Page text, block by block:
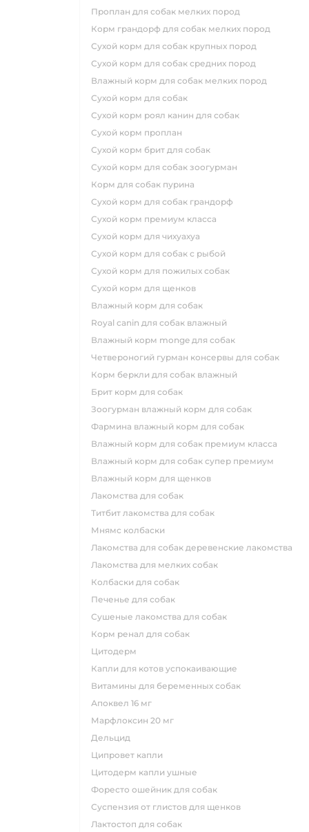
проплан для собак мелких пород
корм грандорф для собак мелких пород
сухой корм для собак крупных пород
сухой корм для собак средних пород
влажный корм для собак мелких пород
сухой корм для собак
сухой корм роял канин для собак
сухой корм проплан
сухой корм брит для собак
сухой корм для собак зоогурман
корм для собак пурина
сухой корм для собак грандорф
сухой корм премиум класса
сухой корм для чихуахуа
сухой корм для собак с рыбой
сухой корм для пожилых собак
сухой корм для щенков
влажный корм для собак
royal canin для собак влажный
влажный корм monge для собак
четвероногий гурман консервы для собак
корм беркли для собак влажный
брит корм для собак
зоогурман влажный корм для собак
фармина влажный корм для собак
влажный корм для собак премиум класса
влажный корм для собак супер премиум
влажный корм для щенков
лакомства для собак
титбит лакомства для собак
мнямс колбаски
лакомства для собак деревенские лакомства
лакомства для мелких собак
колбаски для собак
печенье для собак
сушеные лакомства для собак
корм ренал для собак
цитодерм
капли для котов успокаивающие
витамины для беременных собак
апоквел 16 мг
марфлоксин 20 мг
дельцид
ципровет капли
цитодерм капли ушные
форесто ошейник для собак
суспензия от глистов для щенков
лактостоп для собак